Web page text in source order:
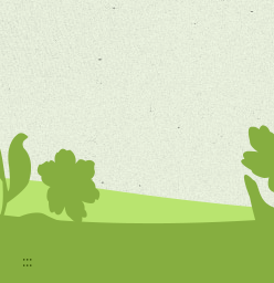
:::